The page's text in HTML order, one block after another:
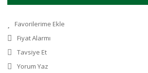
Fiyat Alarmı
Tavsiye Et
Yorum Yaz